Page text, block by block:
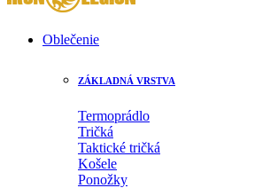
Oblečenie
ZÁKLADNÁ VRSTVA
Termoprádlo
Tričká
Taktické tričká
Košele
Ponožky